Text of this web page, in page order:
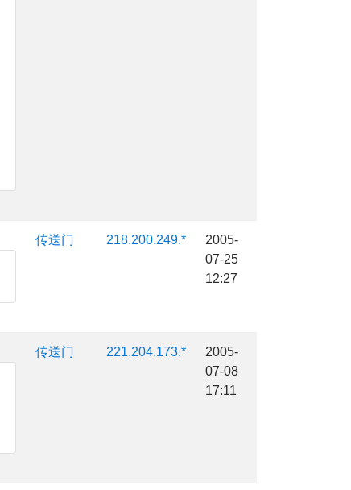
传送门 218.200.249.*
2005-
07-25
12:27
传送门 221.204.173.*
2005-
07-08
17:11